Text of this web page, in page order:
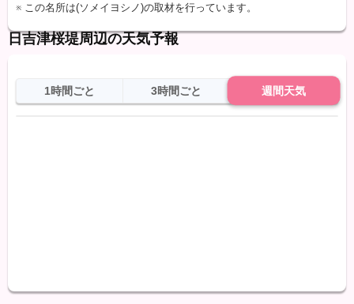
※ この名所は(ソメイヨシノ)の取材を行っています。
日吉津桜堤周辺の天気予報
1時間ごと 3時間ごと 週間天気